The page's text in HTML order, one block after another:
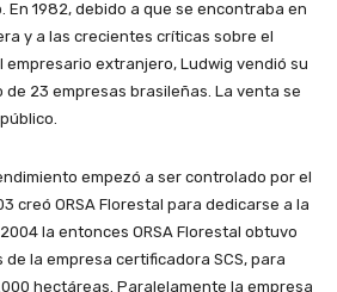
En 1982, debido a que se encontraba en
y a las crecientes críticas sobre el
empresario extranjero, Ludwig vendió su
23 empresas brasileñas. La venta se
empezó a ser controlado por el
creó ORSA Florestal para dedicarse a la
la entonces ORSA Florestal obtuvo
de la empresa certificadora SCS, para
hectáreas. Paralelamente la empresa